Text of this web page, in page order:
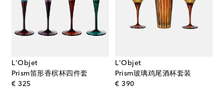
L'Objet
Prism笛形香槟杯四件套
€ 325original price
L'Objet
Prism玻璃鸡尾酒杯套装
€ 390original price